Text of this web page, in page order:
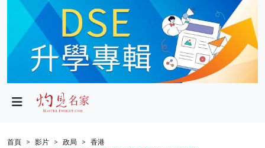
政局
財經
首頁 影片 政局
香港